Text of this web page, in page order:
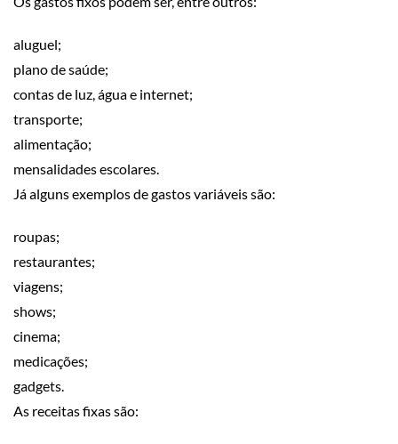
aluguel;
plano de saúde;
contas de luz, água e internet;
transporte;
alimentação;
mensalidades escolares.
Já alguns exemplos de gastos variáveis são:
roupas;
restaurantes;
viagens;
shows;
cinema;
medicações;
gadgets.
As receitas fixas são: